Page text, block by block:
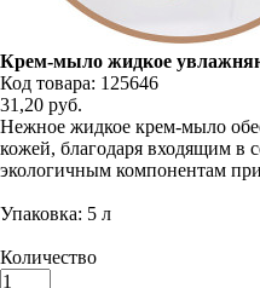
Крем-мыло жидкое
Код товара: 125646
31,20 руб.
Нежное жидкое крем-мыло
кожей, благодаря входящим в
экологичным компонентам
Упаковка: 5 л
Количество